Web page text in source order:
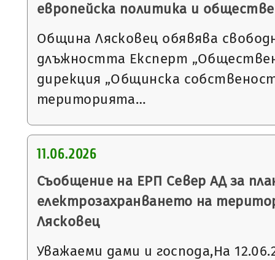
европейска политика и
Община Лясковец обявява
длъжността Експерт
дирекция „Общинска
територията…
11.06.2026
Съобщение на ЕРП Север АД за
електрозахранването на
Лясковец
Уважаеми дами и господа,На